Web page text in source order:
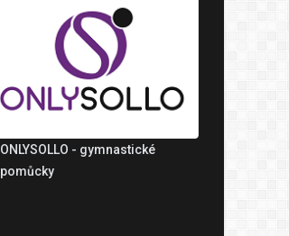
ONLYSOLLO - gymnastické
pomůcky